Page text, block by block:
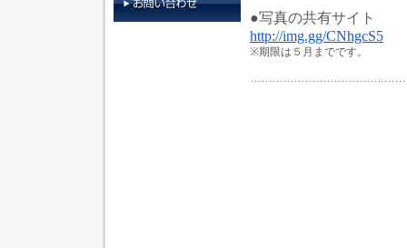
●写真の共有サイト
http://img.gg/CNhgcS5
※期限は５月までです。